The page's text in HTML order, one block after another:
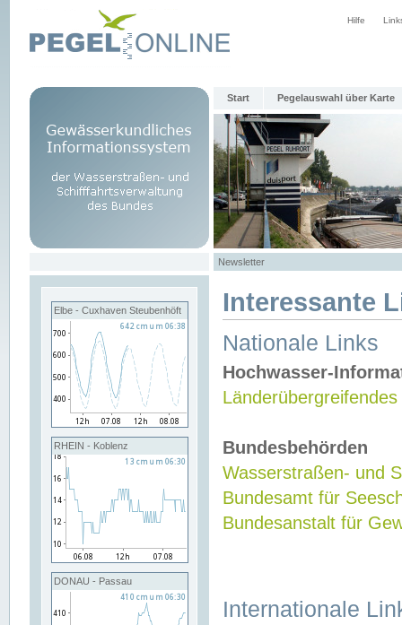
Hilfe
Start Pegelauswahl über Karte
Newsletter
Elbe - Cuxhaven Steubenhöft
RHEIN - Koblenz
DONAU - Passau
Interessante
Nationale Links
Hochwasser-
Bundesbehörden
Wasserstraßen- und
Bundesamt für
Bundesanstalt für
Internationale